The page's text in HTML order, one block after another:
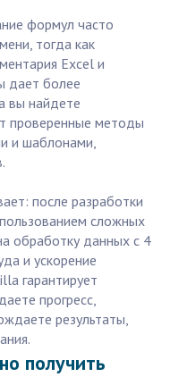
формул часто
тогда как
Excel и
дает более
вы найдете
проверенные методы
и шаблонами,
после разработки
сложных
обработку данных с 4
и ускорение
гарантирует
прогресс,
результаты,
получить